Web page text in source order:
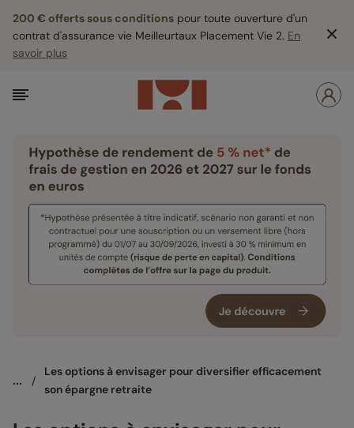
200 € offerts sous conditions pour toute ouverture d'un
contrat d'assurance vie Meilleurtaux Placement Vie 2. En
savoir plus
... /
Les options à envisager pour diversifier efficacement
son épargne retraite